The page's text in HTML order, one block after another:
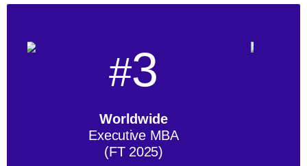
#3
Worldwide
Executive MBA
(FT 2025)